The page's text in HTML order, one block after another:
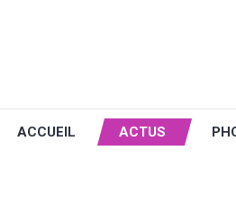
ACCUEIL ACTUS